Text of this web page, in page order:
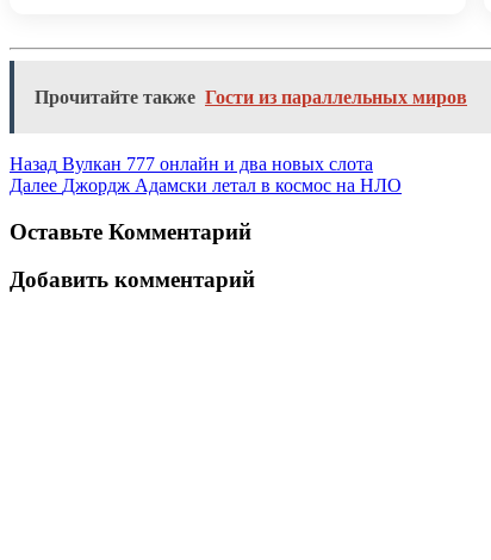
Прочитайте также Гости из параллельных миров
Назад Вулкан 777 онлайн и два новых слота
Далее Джордж Адамски летал в космос на НЛО
Оставьте Комментарий
Добавить комментарий